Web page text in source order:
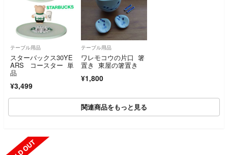
テーブル用品
スターバックス30YE
ARS コースター 単
品
¥3,499
テーブル用品
ワレモコウの片口 箸
置き 東屋の箸置き
¥1,800
関連商品をもっと見る